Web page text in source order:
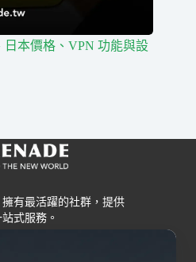
日本價格、VPN 功能與設
有最活躍的社群，提供
式服務。